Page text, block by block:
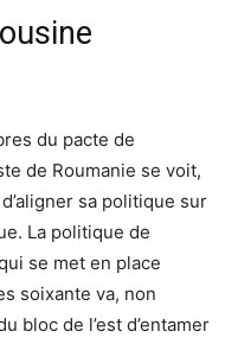
du pacte de
de Roumanie se voit,
sa politique sur
La politique de
se met en place
soixante va, non
bloc de l’est d’entamer